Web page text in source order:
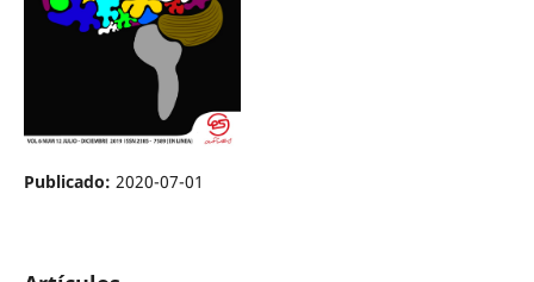
Publicado: 2020-07-01